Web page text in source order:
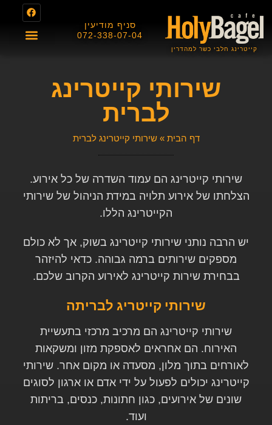
קייטרינג חלבי כשר למהדרין
סניף מודיעין
072-338-07-04
שירותי קייטרינג
לברית
דף הבית »שירותי קייטרינג לברית
שירותי קייטרינג הם עמוד השדרה של כל אירוע.
הצלחתו של אירוע תלויה במידת הניהול של שירותי
הקייטרינג הללו.
יש הרבה נותני שירותי קייטרינג בשוק, אך לא כולם
מספקים שירותים ברמה גבוהה. כדאי להיזהר
בבחירת שירות קייטרינג לאירוע הקרוב שלכם.
שירותי קייטריג לבריתה
שירותי קייטרינג הם מרכיב מרכזי בתעשיית
האירוח. הם אחראים לאספקת מזון ומשקאות
לאורחים בתוך מלון, מסעדה או מקום אחר. שירותי
קייטרינג יכולים לפעול על ידי אדם או ארגון לסוגים
שונים של אירועים, כגון חתונות, כנסים, בריתות
ועוד.